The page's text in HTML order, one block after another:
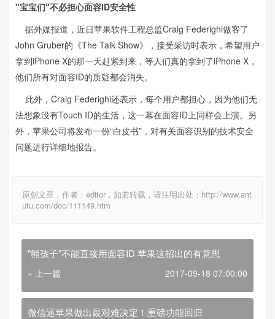
"宝宝们"不必担心面容ID安全性
据外媒报道，近日苹果软件工程总监Craig Federighi做客了
John Gruber的《The Talk Show》，接受采访时表示，希望用户
拿到iPhone X的那一天赶紧到来，等人们真的拿到了iPhone X，
他们所有对面容ID的质疑都会消失。
此外， Craig Federighi还表示 ，每个用户都担心，因为他们无
法想象没有Touch ID的生活，这一幕在面容ID上同样会上演。另
外，苹果公司将发布一份“白皮书”，对有关面容识别的技术安全
问题进行详细地报告。
原创文章，作者：editor，如若转载，请注明出处：http://www.ant
utu.com/doc/111149.htm
"熊孩子"不能直接用面容ID 苹果这招出的有意思
« 上一篇 2017-09-18 07:00:00
微信逼苹果做出最艰难决定！重磅功能回归